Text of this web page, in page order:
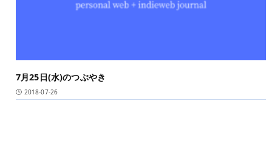
7月25日(水)のつぶやき
2018-07-26